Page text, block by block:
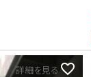
詳細を見る